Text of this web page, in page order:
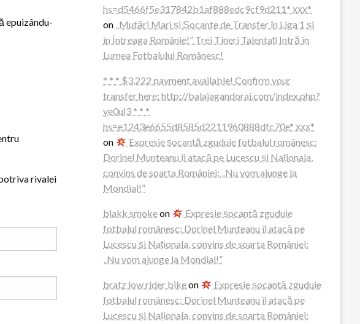
epuizându-
rivalei
hs=d5466f5e317842b1af888edc9cf9d211* ххх*
on „Mutări Mari și Șocante de Transfer în Liga 1 și
în Întreaga Românie!” Trei Tineri Talentați Intră în
Lumea Fotbalului Românesc!
* * * $3,222 payment available! Confirm your
transfer here: http://balajagandorai.com/index.php?
ye0ul3 * * *
hs=e1243e6655d8585d2211960888dfc70e* ххх*
on
Expresie șocantă zguduie fotbalul românesc:
Dorinel Munteanu îl atacă pe Lucescu și Naționala,
convins de soarta României: „Nu vom ajunge la
Mondial!”
blakk smokeon
Expresie șocantă zguduie
fotbalul românesc: Dorinel Munteanu îl atacă pe
Lucescu și Naționala, convins de soarta României:
„Nu vom ajunge la Mondial!”
bratz low rider bikeon
Expresie șocantă zguduie
fotbalul românesc: Dorinel Munteanu îl atacă pe
Lucescu și Naționala, convins de soarta României: